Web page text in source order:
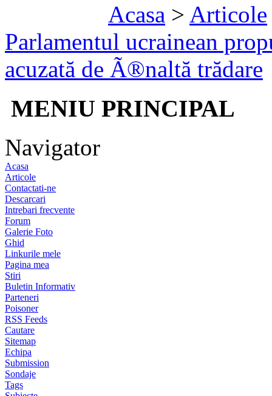
Acasa > Articole
Parlamentul ucrainean
acuzată de Ã®naltă trădare
MENIU PRINCIPAL
Navigator
Acasa
Articole
Contactati-ne
Descarcari
Intrebari frecvente
Forum
Galerie Foto
Ghid
Linkurile mele
Pagina mea
Stiri
Buletin Informativ
Parteneri
Poisoner
RSS Feeds
Cautare
Sitemap
Echipa
Submission
Sondaje
Tags